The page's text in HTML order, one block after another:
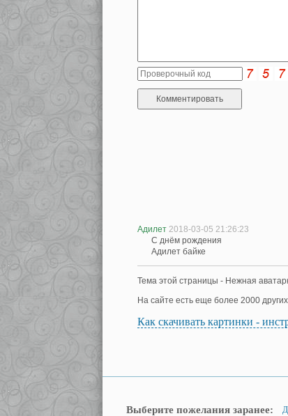
Адилет 2018-03-05 21:26:23
С днём рождения
Адилет байке
Тема этой страницы - Нежная
На сайте есть еще более 2000
Как скачивать картинки -
Выберите пожелания заранее: